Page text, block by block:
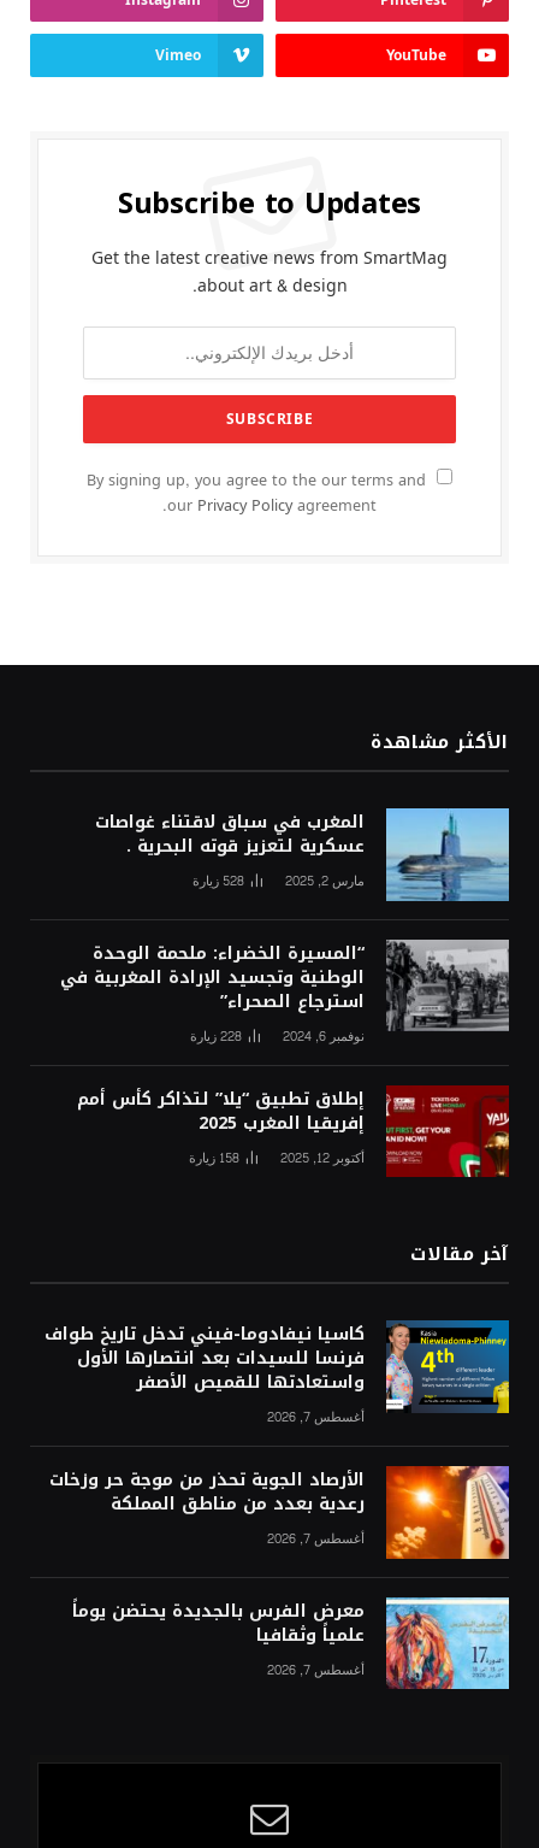
YouTube
Vimeo
Subscribe to Updates
Get the latest creative news from SmartMag
about art & design.
By signing up, you agree to the our terms and
our Privacy Policyagreement.
الأكثر مشاهدة
المغرب في سباق لاقتناء غواصات
عسكرية لتعزيز قوته البحرية .
مارس 2, 2025 528 زيارة
“المسيرة الخضراء: ملحمة الوحدة
الوطنية وتجسيد الإرادة المغربية في
استرجاع الصحراء”
نوفمبر 6, 2024 228زيارة
إطلاق تطبيق “يلا” لتذاكر كأس أمم
إفريقيا المغرب 2025
أكتوبر 12, 2025 158 زيارة
آخر مقالات
كاسيا نيفادوما-فيني تدخل تاريخ طواف
فرنسا للسيدات بعد انتصارها الأول
واستعادتها للقميص الأصفر
أغسطس 7, 2026
الأرصاد الجوية تحذر من موجة حر وزخات
رعدية بعدد من مناطق المملكة
أغسطس 7, 2026
معرض الفرس بالجديدة يحتضن يوماً
علمياً وثقافيا
أغسطس 7, 2026